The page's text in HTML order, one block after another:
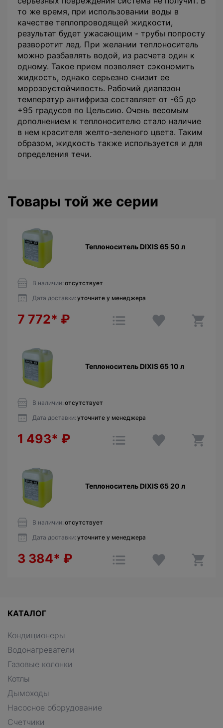
то же время, при использовании воды в
качестве теплопроводящей жидкости,
результат будет ужасающим - трубы попросту
разворотит лед. При желании теплоноситель
можно разбавлять водой, из расчета один к
одному. Такое прием позволяет сэкономить
жидкость, однако серьезно снизит ее
морозоустойчивость. Рабочий диапазон
температур антифриза составляет от -65 до
+95 градусов по Цельсию. Очень весомым
дополнением к теплоносителю стало наличие
в нем красителя желто-зеленого цвета. Таким
образом, жидкость также используется и для
определения течи.
Товары той же серии
Теплоноситель DIXIS 65 50 л
В наличии: отсутствует
Дата доставки: уточните у менеджера
7 772* ₽
Теплоноситель DIXIS 65 10 л
В наличии: отсутствует
Дата доставки: уточните у менеджера
1 493* ₽
Теплоноситель DIXIS 65 20 л
В наличии: отсутствует
Дата доставки: уточните у менеджера
3 384* ₽
КАТАЛОГ
Кондиционеры
Водонагреватели
Газовые колонки
Котлы
Дымоходы
Насосное оборудование
Счетчики